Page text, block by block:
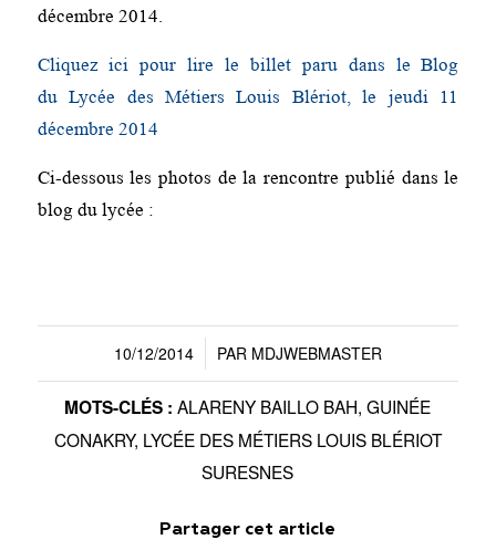
décembre 2014.
Cliquez ici pour lire le billet paru dans le Blog
du Lycée des Métiers Louis Blériot, le jeudi 11
décembre 2014
Ci-dessous les photos de la rencontre publié dans le
blog du lycée :
10/12/2014
/ PAR MDJWEBMASTER
MOTS-CLÉS : ALARENY BAILLO BAH,GUINÉE
CONAKRY, LYCÉE DES MÉTIERS LOUIS BLÉRIOT
SURESNES
Partager cet article